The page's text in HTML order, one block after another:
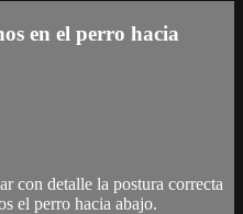
en el perro hacia
con detalle la postura correcta
el perro hacia abajo.